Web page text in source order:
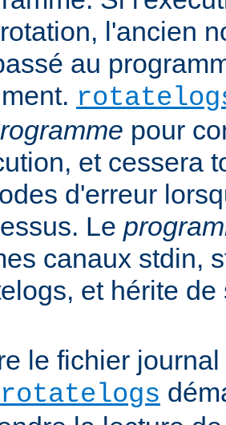
l'ancien
au
pour
et cessera
d'erreur
Le
canaux stdin,
et hérite
le fichier
rotatelogs